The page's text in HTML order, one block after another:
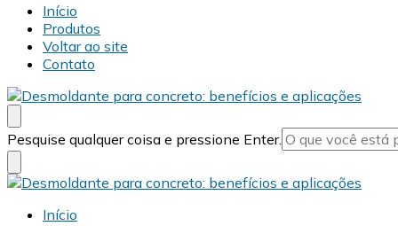
Início
Produtos
Voltar ao site
Contato
Desmold
Blog Desmold
Procurando
algo?
Pesquise qualquer coisa e pressione Enter.
Desmold
Blog Desmold
Início